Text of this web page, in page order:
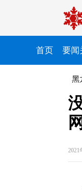
首页 要闻
黑
2021